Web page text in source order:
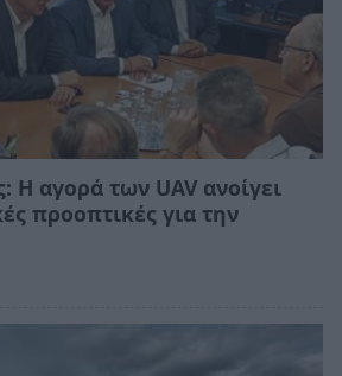
Η αγορά των UAV ανοίγει
προοπτικές για την